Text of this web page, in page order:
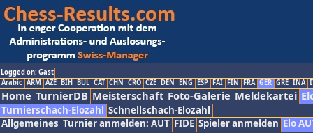
Logged on: Gast
Arabic ARM AZE BIH BUL CAT CHN CRO CZE DEN ENG ESP FAI FIN FRA GER GRE INA
Home TurnierDB Meisterschaft Foto-Galerie Meldekartei
Turnierschach-Elozahl Schnellschach-Elozahl
Allgemeines Turnier anmelden: AUT FIDE Spieler anmelden Elo